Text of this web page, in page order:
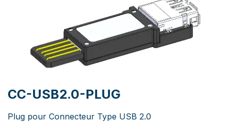
CC-USB2.0-PLUG
Plug pour Connecteur Type USB 2.0